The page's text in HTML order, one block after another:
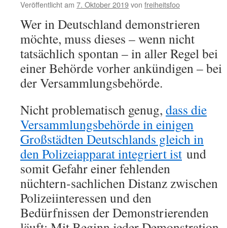
Veröffentlicht am 7. Oktober 2019von freiheitsfoo
Wer in Deutschland demonstrieren
möchte, muss dieses – wenn nicht
tatsächlich spontan – in aller Regel bei
einer Behörde vorher ankündigen – bei
der Versammlungsbehörde.
Nicht problematisch genug, dass die
Versammlungsbehörde in einigen
Großstädten Deutschlands gleich in
den Polizeiapparat integriert ist und
somit Gefahr einer fehlenden
nüchtern-sachlichen Distanz zwischen
Polizeiinteressen und den
Bedürfnissen der Demonstrierenden